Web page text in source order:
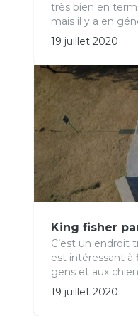
très bien en
mais il y a en
19 juillet 2020
King fisher
C’est un endroit
est intéressant à
gens et aux
19 juillet 2020